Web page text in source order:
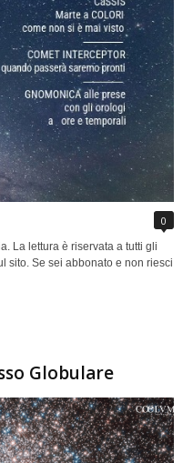
0
La lettura è riservata a tutti gli
sito. Se sei abbonato e non riesci
Globulare